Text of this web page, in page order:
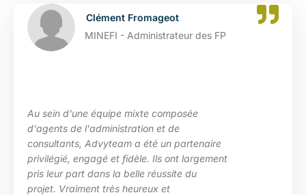
Clément Fromageot
MINEFI - Administrateur des FP
équipe mixte composée
l'administration et de
Advyteam a été un partenaire
engagé et fidèle. Ils ont largement
dans la belle réussite du
très heureux et